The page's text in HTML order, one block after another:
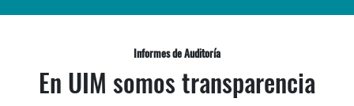
Informes de Auditoría
En UIM somos transparencia